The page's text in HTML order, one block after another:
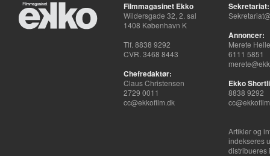
Filmmagasinet Ekko
Wildersgade 32, 2. sal
1408 København K
Tlf. 8838 9292
CVR. 3468 8443
Chefredaktør:
Claus Christensen
2729 0011
cc@ekkofilm.dk
Sekretariat:
Annoncer:
Merete
6111 5851
Ekko
8838 9292
Artikler og
indekseres
distribueres